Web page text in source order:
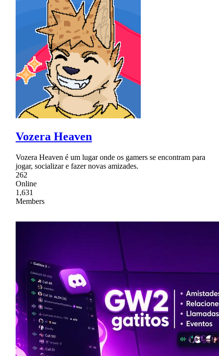
Vozera Heaven
Vozera Heaven é um lugar onde os gamers se encontram para
jogar, socializar e fazer novas amizades.
262
Online
1,631
Members